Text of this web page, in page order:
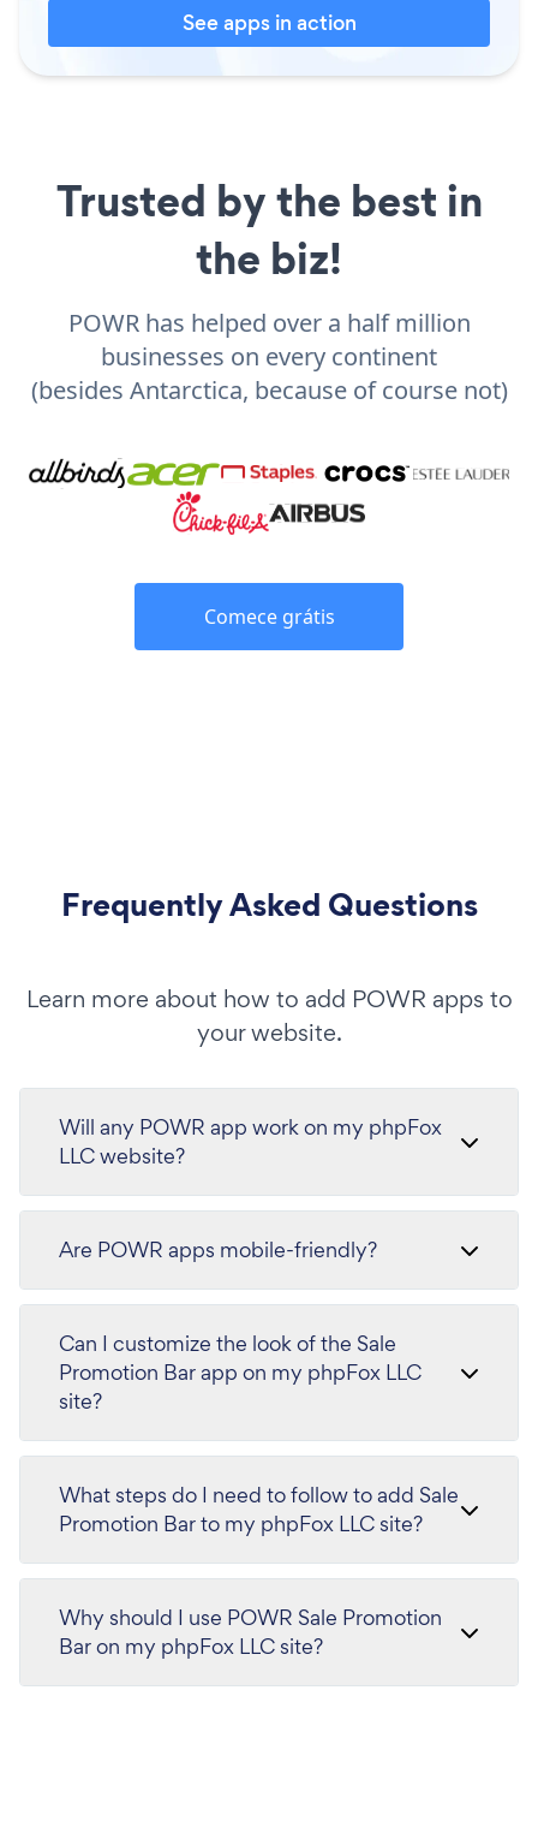
See apps in action
Trusted by the best in
the biz!
POWR has helped over a half million
businesses on every continent
(besides Antarctica, because of course not)
Comece grátis
Frequently Asked Questions
Learn more about how to add POWR apps to
your website.
Will any POWR app work on my phpFox
LLC website?
Are POWR apps mobile-friendly?
Can I customize the look of the Sale
Promotion Bar app on my phpFox LLC
site?
What steps do I need to follow to add Sale
Promotion Bar to my phpFox LLC site?
Why should I use POWR Sale Promotion
Bar on my phpFox LLC site?